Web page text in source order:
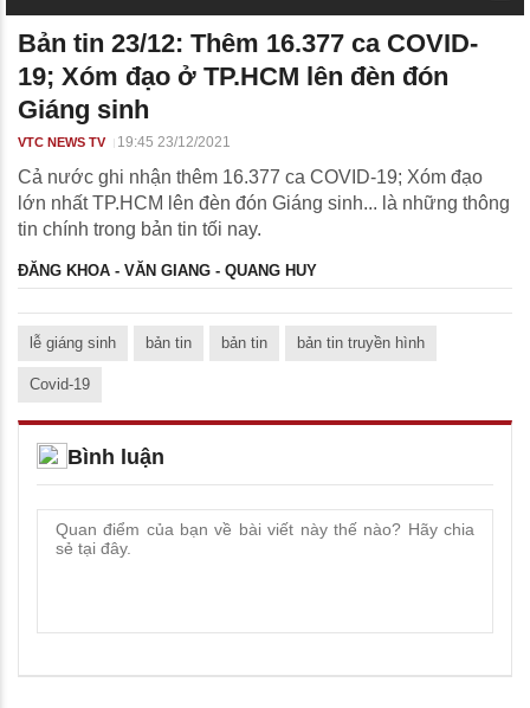
Bản tin 23/12: Thêm 16.377 ca COVID-
19; Xóm đạo ở TP.HCM lên đèn đón
Giáng sinh
VTC NEWS TV 19:45 23/12/2021
Cả nước ghi nhận thêm 16.377 ca COVID-19; Xóm đạo
lớn nhất TP.HCM lên đèn đón Giáng sinh... là những thông
tin chính trong bản tin tối nay.
ĐĂNG KHOA - VĂN GIANG - QUANG HUY
lễ giáng sinh bản tin bản tin bản tin truyền hình
Covid-19
Bình luận